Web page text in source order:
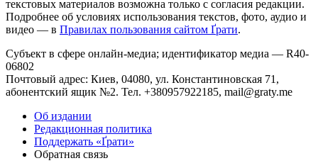
текстовых материалов возможна только с согласия редакции.
Подробнее об условиях использования текстов, фото, аудио и
видео — в Правилах пользования сайтом Ґрати.
Субъект в сфере онлайн-медиа; идентификатор медиа — R40-
06802
Почтовый адрес: Киев, 04080, ул. Константиновская 71,
абонентский ящик №2. Тел. +380957922185, mail@graty.me
Об издании
Редакционная политика
Поддержать «Ґрати»
Обратная связь